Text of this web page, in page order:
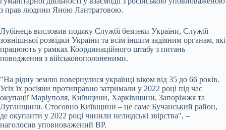
з прав людини Яною Лантратовою.
Лубінець висловив подяку Службі безпеки України, Службі
зовнішньої розвідки України та всім іншим задіяним органам, які
працюють у рамках Координаційного штабу з питань
поводження з військовополоненими.
"На рідну землю повернулися українці віком від 35 до 66 років.
Усіх їх росіяни протиправно затримали у 2022 році під час
окупації Маріуполя, Київщини, Харківщини, Запоріжжя та
Луганщини. Стосовно Київщини – це саме Бучанський район,
де окупанти у 2022 році чинили нелюдські звірства", –
наголосив уповноважений ВР.